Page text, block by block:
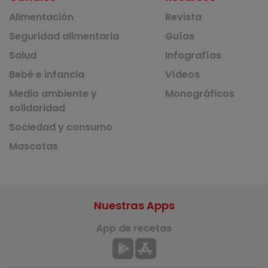
Alimentación
Seguridad alimentaria
Salud
Bebé e infancia
Medio ambiente y
solidaridad
Sociedad y consumo
Mascotas
Revista
Guías
Infografías
Vídeos
Monográficos
Nuestras Apps
App de recetas